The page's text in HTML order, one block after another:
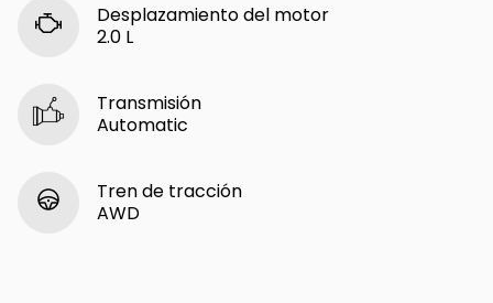
Desplazamiento del motor
2.0 L
Transmisión
Automatic
Tren de tracción
AWD